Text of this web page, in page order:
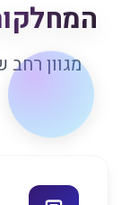
מגוון